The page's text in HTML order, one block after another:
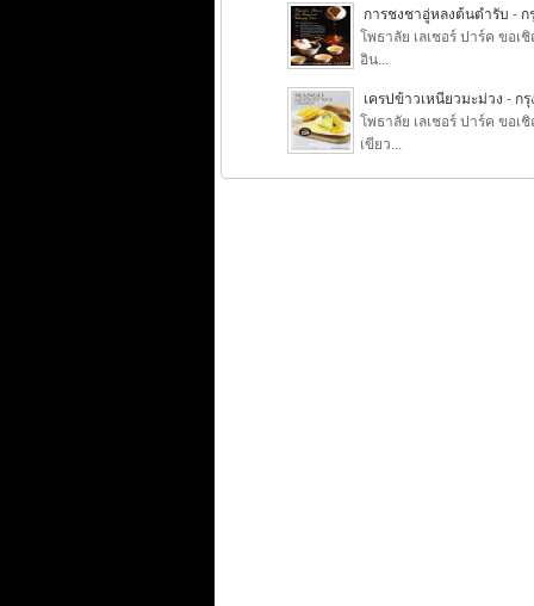
การชงชาอู่หลงต้นตำรับ - ก
โพธาลัย เลเชอร์ ปาร์ค ขอ
อิน...
เครปข้าวเหนียวมะม่วง - ก
โพธาลัย เลเชอร์ ปาร์ค ขอ
เขียว...